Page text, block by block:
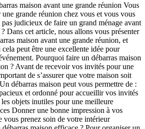
maison avant une grande réunion Vous
une grande réunion chez vous et vous vous
pas judicieux de faire un grand ménage avant
Dans cet article, nous allons vous présenter
maison avant une grande réunion, et
peut être une excellente idée pour
Pourquoi faire un débarras maison
? Avant de recevoir vos invités pour une
de s’assurer que votre maison soit
débarras maison peut vous permettre de :
et ordonné pour accueillir vos invités
objets inutiles pour une meilleure
Donner une bonne impression à vos
vous prenez soin de votre intérieur